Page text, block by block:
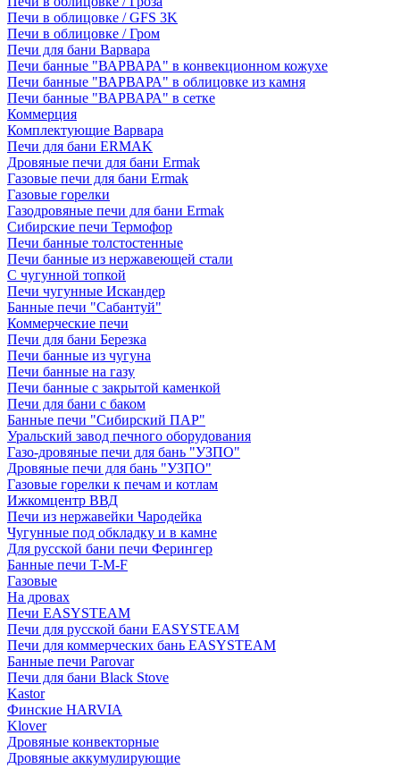
Печи в облицовке / GFS 3K
Печи в облицовке / Гром
Печи для бани Варвара
Печи банные "ВАРВАРА" в конвекционном кожухе
Печи банные "ВАРВАРА" в облицовке из камня
Печи банные "ВАРВАРА" в сетке
Коммерция
Комплектующие Варвара
Печи для бани ERMAK
Дровяные печи для бани Ermak
Газовые печи для бани Ermak
Газовые горелки
Газодровяные печи для бани Ermak
Сибирские печи Термофор
Печи банные толстостенные
Печи банные из нержавеющей стали
С чугунной топкой
Печи чугунные Искандер
Банные печи "Сабантуй"
Коммерческие печи
Печи для бани Березка
Печи банные из чугуна
Печи банные на газу
Печи банные с закрытой каменкой
Печи для бани с баком
Банные печи "Сибирский ПАР"
Уральский завод печного оборудования
Газо-дровяные печи для бань "УЗПО"
Дровяные печи для бань "УЗПО"
Газовые горелки к печам и котлам
Ижкомцентр ВВД
Печи из нержавейки Чародейка
Чугунные под обкладку и в камне
Для русской бани печи Ферингер
Банные печи T-M-F
Газовые
На дровах
Печи EASYSTEAM
Печи для русской бани EASYSTEAM
Печи для коммерческих бань EASYSTEAM
Банные печи Parovar
Печи для бани Black Stove
Kastor
Финские HARVIA
Klover
Дровяные конвекторные
Дровяные аккумулирующие